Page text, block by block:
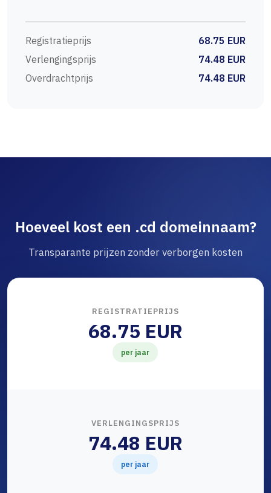
Registratieprijs
68.75 EUR
Verlengingsprijs
74.48 EUR
Overdrachtprijs
74.48 EUR
Hoeveel kost een .cd domeinnaam?
Transparante prijzen zonder verborgen kosten
REGISTRATIEPRIJS
68.75 EUR
per jaar
VERLENGINGSPRIJS
74.48 EUR
per jaar